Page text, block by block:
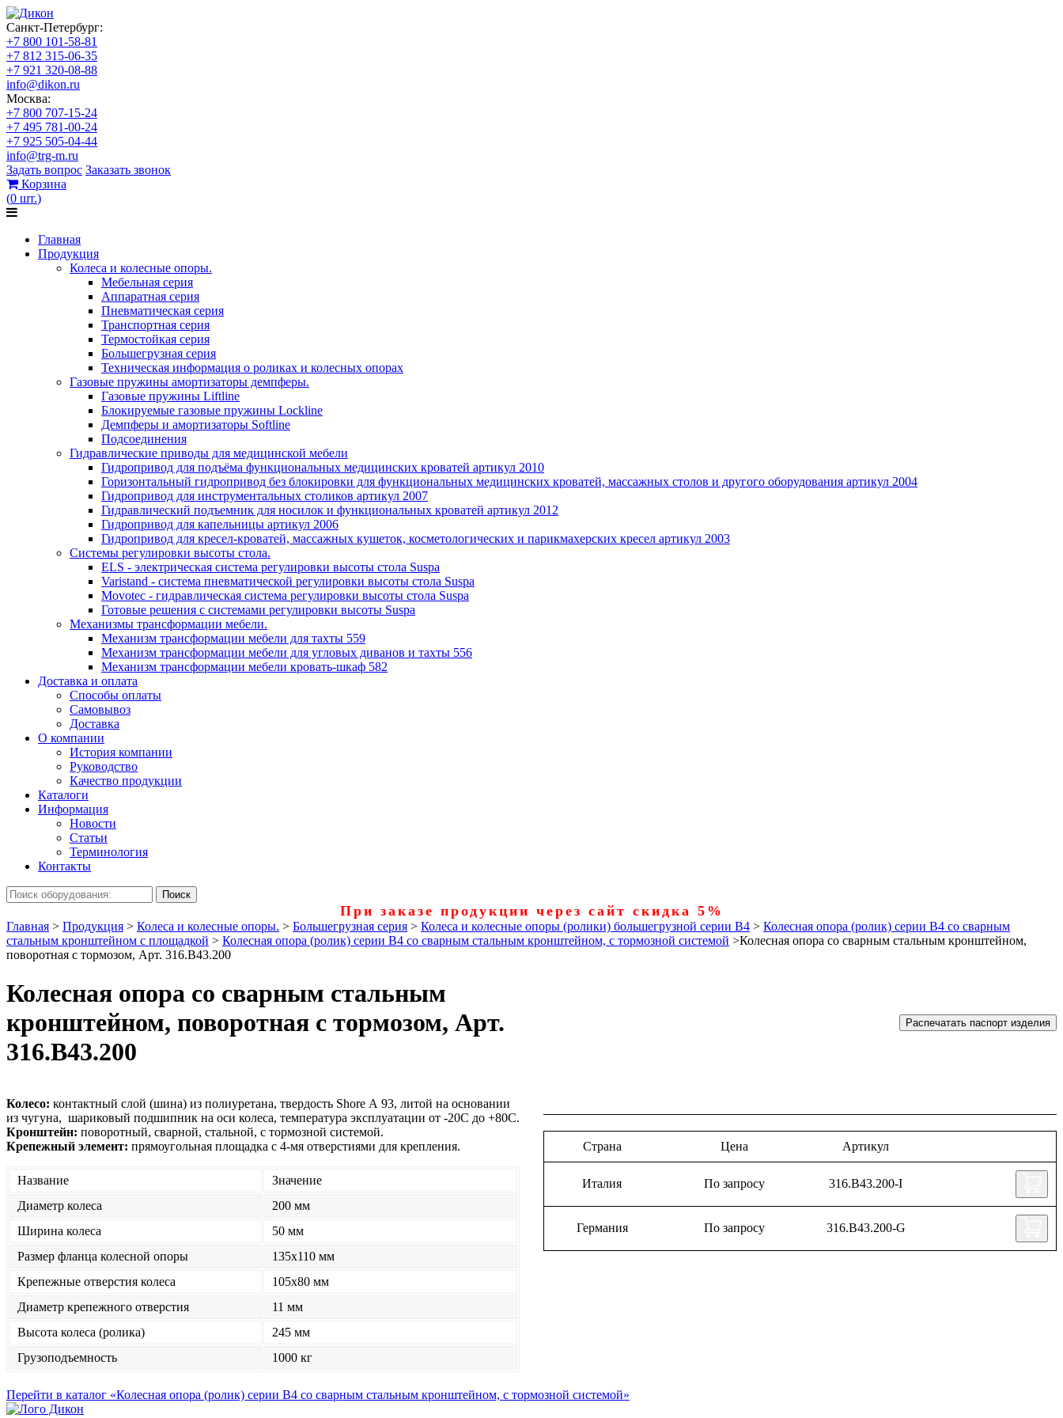
Санкт-Петербург:
+7 800 101-58-81
+7 812 315-06-35
+7 921 320-08-88
info@dikon.ru
Москва:
+7 800 707-15-24
+7 495 781-00-24
+7 925 505-04-44
info@trg-m.ru
Задать вопрос Заказать звонок
Корзина
(0 шт.)
Главная
Продукция
Колеса и колесные опоры.
Мебельная серия
Аппаратная серия
Пневматическая серия
Транспортная серия
Термостойкая серия
Большегрузная серия
Техническая информация о роликах и колесных опорах
Газовые пружины амортизаторы демпферы.
Газовые пружины Liftline
Блокируемые газовые пружины Lockline
Демпферы и амортизаторы Softline
Подсоединения
Гидравлические приводы для медицинской мебели
Гидропривод для подъёма функциональных медицинских кроватей артикул 2010
Горизонтальный гидропривод без блокировки для функциональных медицинских кроватей, массажных столов и другого оборудования артикул 2004
Гидропривод для инструментальных столиков артикул 2007
Гидравлический подъемник для носилок и функциональных кроватей артикул 2012
Гидропривод для капельницы артикул 2006
Гидропривод для кресел-кроватей, массажных кушеток, косметологических и парикмахерских кресел артикул 2003
Системы регулировки высоты стола.
ELS - электрическая система регулировки высоты стола Suspa
Varistand - система пневматической регулировки высоты стола Suspa
Movotec - гидравлическая система регулировки высоты стола Suspa
Готовые решения с системами регулировки высоты Suspa
Механизмы трансформации мебели.
Механизм трансформации мебели для тахты 559
Механизм трансформации мебели для угловых диванов и тахты 556
Механизм трансформации мебели кровать-шкаф 582
Доставка и оплата
Способы оплаты
Самовывоз
Доставка
О компании
История компании
Руководство
Качество продукции
Каталоги
Информация
Новости
Статьи
Терминология
Контакты
При заказе продукции через сайт скидка 5%
Главная > Продукция > Колеса и колесные опоры. > Большегрузная серия > Колеса и колесные опоры (ролики) большегрузной серии В4 > Колесная опора (ролик) серии B4 со сварным
стальным кронштейном с площадкой > Колесная опора (ролик) серии B4 со сварным стальным кронштейном, с тормозной системой >Колесная опора со сварным стальным кронштейном,
поворотная с тормозом, Арт. 316.B43.200
Колесная опора со сварным стальным
кронштейном, поворотная с тормозом, Арт.
316.B43.200
Распечатать паспорт изделия
Колесо: контактный слой (шина) из полиуретана, твердость Shore А 93, литой на основании
из чугуна, шариковый подшипник на оси колеса, температура эксплуатации от -20С до +80С.
Кронштейн: поворотный, сварной, стальной, с тормозной системой.
Крепежный элемент: прямоугольная площадка с 4-мя отверстиями для крепления.
Название
Значение
Диаметр колеса
200 мм
Ширина колеса
50 мм
Размер фланца колесной опоры
135x110 мм
Крепежные отверстия колеса
105x80 мм
Диаметр крепежного отверстия
11 мм
Высота колеса (ролика)
245 мм
Грузоподъемность
1000 кг
Страна Цена Артикул
Италия По запросу 316.B43.200-I
Германия По запросу 316.B43.200-G
Перейти в каталог «Колесная опора (ролик) серии B4 со сварным стальным кронштейном, с тормозной системой»